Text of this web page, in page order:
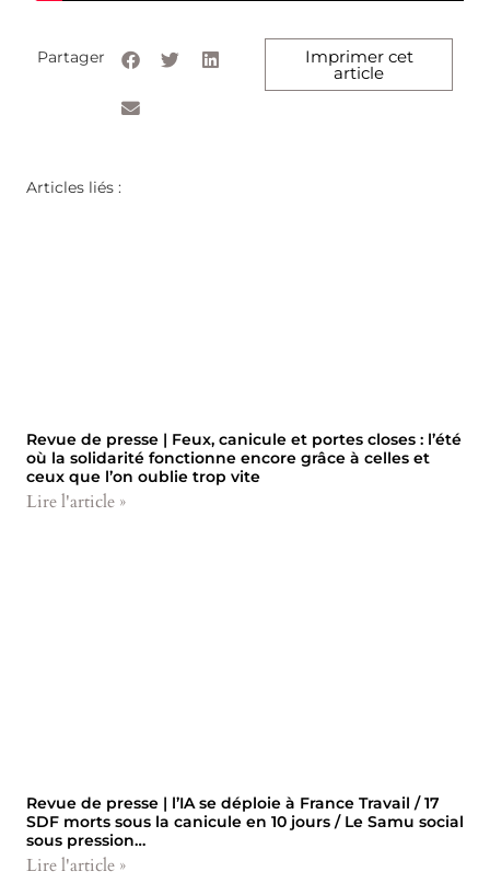
Partager Imprimer cet
article
Articles liés :
Revue de presse | Feux, canicule et portes closes : l’été
où la solidarité fonctionne encore grâce à celles et
ceux que l’on oublie trop vite
Lire l'article »
Revue de presse | l’IA se déploie à France Travail / 17
SDF morts sous la canicule en 10 jours / Le Samu social
sous pression…
Lire l'article »